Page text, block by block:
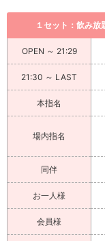
１セット：飲み
OPEN ～ 21:29
21:30 ～ LAST
本指名
場内指名
同伴
お一人様
会員様